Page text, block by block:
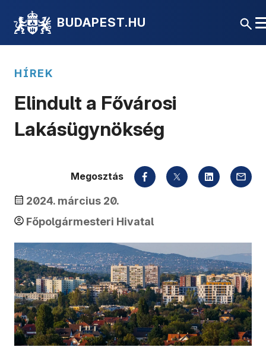
BUDAPEST.HU
HÍREK
Elindult a Fővárosi
Lakásügynökség
2024. március 20.
Főpolgármesteri Hivatal
Megosztás